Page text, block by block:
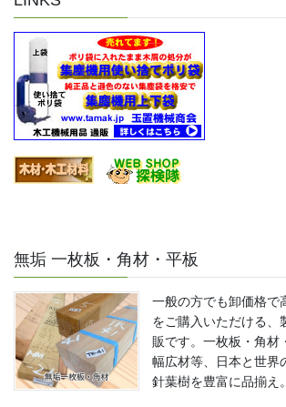
無垢 一枚板・角材・平板
一般の方でも卸価格で
をご購入いただける、
販です。一枚板・角材
幅広材等、日本と世界
針葉樹を豊富に品揃え。